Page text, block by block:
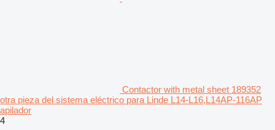
Contactor with metal sheet 189352
otra pieza del sistema eléctrico para Linde L14-L16,L14AP-116AP
apilador
4